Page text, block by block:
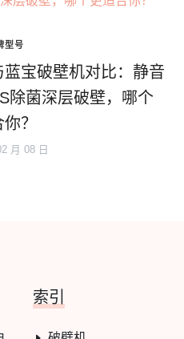
型号
蓝宝破壁机对比：静音
除菌深层破壁，哪个
？
月 08 日
索引